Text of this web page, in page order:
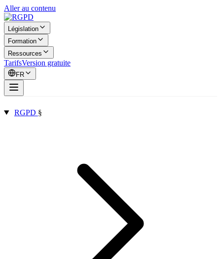
Aller au contenu
Législation
Formation
Ressources
TarifsVersion gratuite
FR
RGPD §